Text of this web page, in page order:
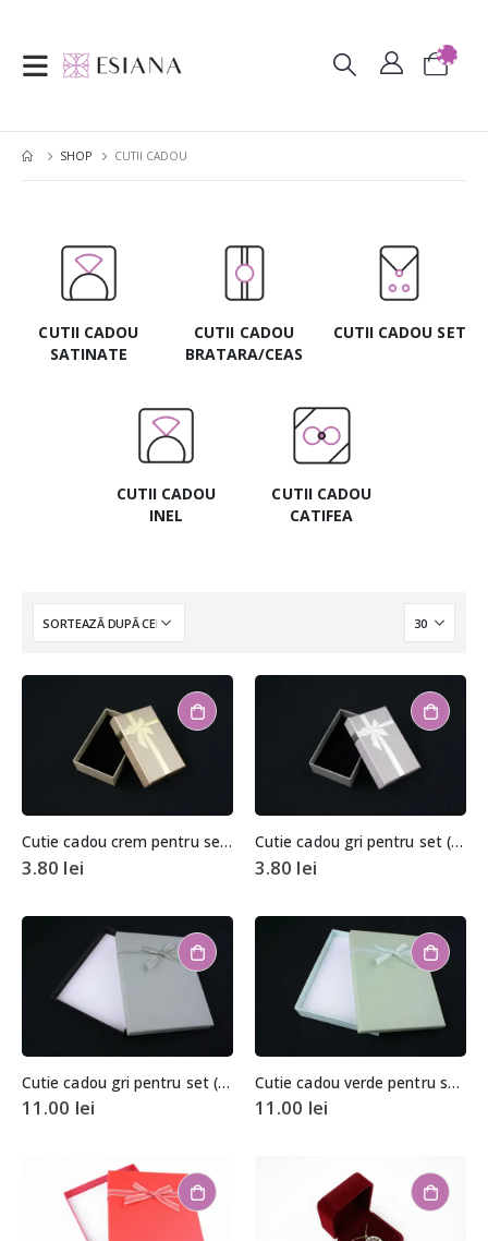
SHOP CUTII CADOU
CUTII CADOU
SATINATE
CUTII CADOU
BRATARA/CEAS
CUTII CADOU SET
CUTII CADOU
INEL
CUTII CADOU
CATIFEA
Cutie cadou crem pentru set (cercei, colier si inel)
3.80 lei
Cutie cadou gri pentru set (cercei, colier si inel)
3.80 lei
Cutie cadou gri pentru set (cercei, colier si inel)
11.00 lei
Cutie cadou verde pentru set (cercei, colier si inel)
11.00 lei